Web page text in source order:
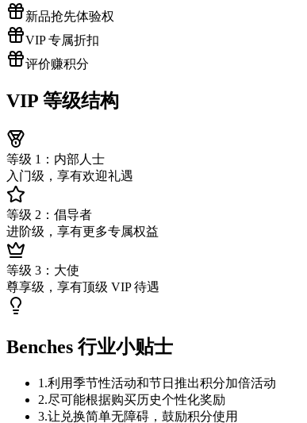
新品抢先体验权
VIP 专属折扣
评价赚积分
VIP 等级结构
等级 1：内部人士
入门级，享有欢迎礼遇
等级 2：倡导者
进阶级，享有更多专属权益
等级 3：大使
尊享级，享有顶级 VIP 待遇
Benches 行业小贴士
1 .利用季节性活动和节日推出积分加倍活动
2.尽可能根据购买历史个性化奖励
3.让兑换简单无障碍，鼓励积分使用